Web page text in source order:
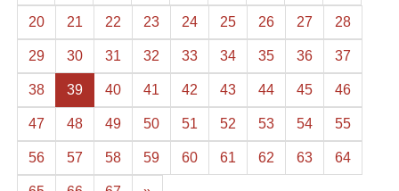
20 21 22 23 24 25 26 27 28
29 30 31 32 33 34 35 36 37
38 39 40 41 42 43 44 45 46
47 48 49 50 51 52 53 54 55
56 57 58 59 60 61 62 63 64